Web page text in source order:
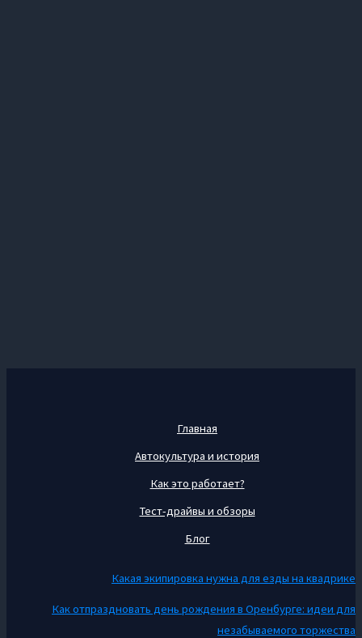
Главная
Автокультура и история
Как это работает?
Тест-драйвы и обзоры
Блог
Какая экипировка нужна для езды на квадрике
Как отпраздновать день рождения в Оренбурге: идеи для
незабываемого торжества